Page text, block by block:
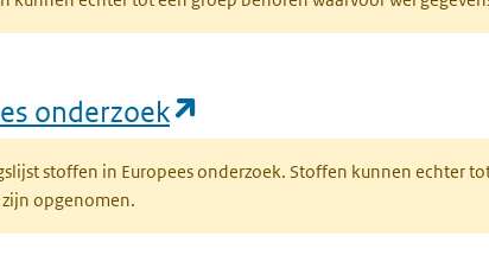
onderzoek
stoffen in Europees onderzoek. Stoffen kunnen echter
opgenomen.